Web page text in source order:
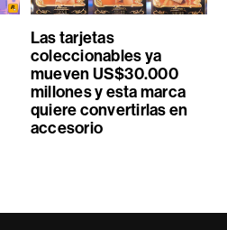
Las tarjetas
coleccionables ya
mueven US$30.000
millones y esta marca
quiere convertirlas en
accesorio